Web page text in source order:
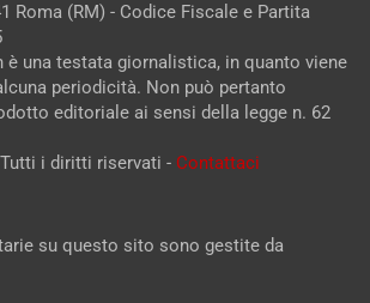
Roma (RM) - Codice Fiscale e Partita
è una testata giornalistica, in quanto viene
periodicità. Non può pertanto
editoriale ai sensi della legge n. 62
i diritti riservati - Contattaci
su questo sito sono gestite da